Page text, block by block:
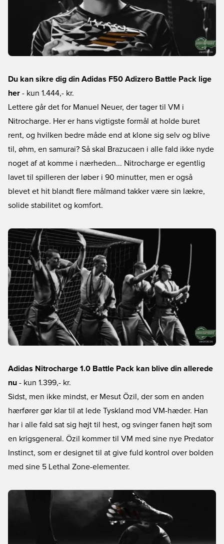
Du kan sikre dig din Adidas F50 Adizero Battle Pack lige
her - kun 1.444,- kr.
Lettere går det for Manuel Neuer, der tager til VM i
Nitrocharge. Her er hans vigtigste formål at holde buret
rent, og hvilken bedre måde end at klone sig selv og blive
til, øhm, en samurai? Så skal Brazucaen i alle fald ikke nyde
noget af at komme i nærheden... Nitrocharge er egentlig
lavet til spilleren der løber i 90 minutter, men er også
blevet et hit blandt flere målmand takker være sin lækre,
solide stabilitet og komfort.
Adidas Nitrocharge 1.0 Battle Pack kan blive din allerede
nu - kun 1.399,- kr.
Sidst, men ikke mindst, er Mesut Özil, der som en anden
hærfører gør klar til at lede Tyskland mod VM-hæder. Han
har i alle fald sat sig højt til hest, og svinger fanen højt som
en krigsgeneral. Özil kommer til VM med sine nye Predator
Instinct, som er designet til at give fuld kontrol over bolden
med sine 5 Lethal Zone-elementer.